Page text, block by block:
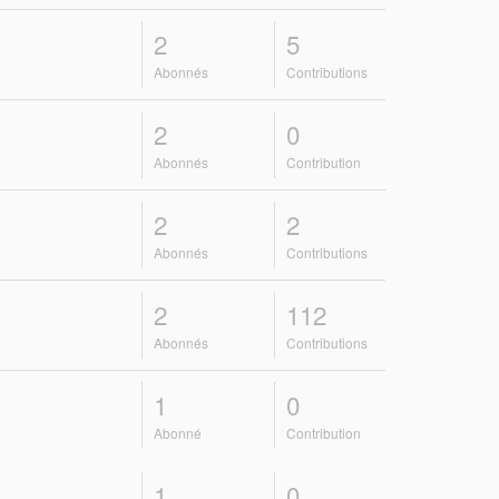
2
Abonnés
5
Contributions
2
Abonnés
0
Contribution
2
Abonnés
2
Contributions
2
Abonnés
112
Contributions
1
Abonné
0
Contribution